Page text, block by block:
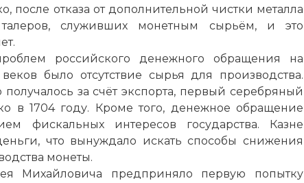
после отказа от дополнительной чистки металла
служивших монетным сырьём, и это
российского денежного обращения на
было отсутствие сырья для производства.
за счёт экспорта, первый серебряный
в 1704 году. Кроме того, денежное обращение
фискальных интересов государства. Казне
что вынуждало искать способы снижения
монеты.
Михайловича предприняло первую попытку